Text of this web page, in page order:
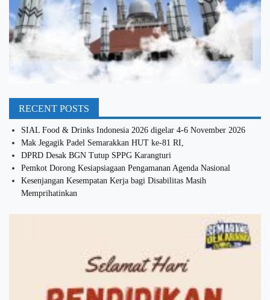
RECENT POSTS
SIAL Food & Drinks Indonesia 2026 digelar 4-6 November 2026
Mak Jegagik Padel Semarakkan HUT ke-81 RI,
DPRD Desak BGN Tutup SPPG Karangturi
Pemkot Dorong Kesiapsiagaan Pengamanan Agenda Nasional
Kesenjangan Kesempatan Kerja bagi Disabilitas Masih
Memprihatinkan